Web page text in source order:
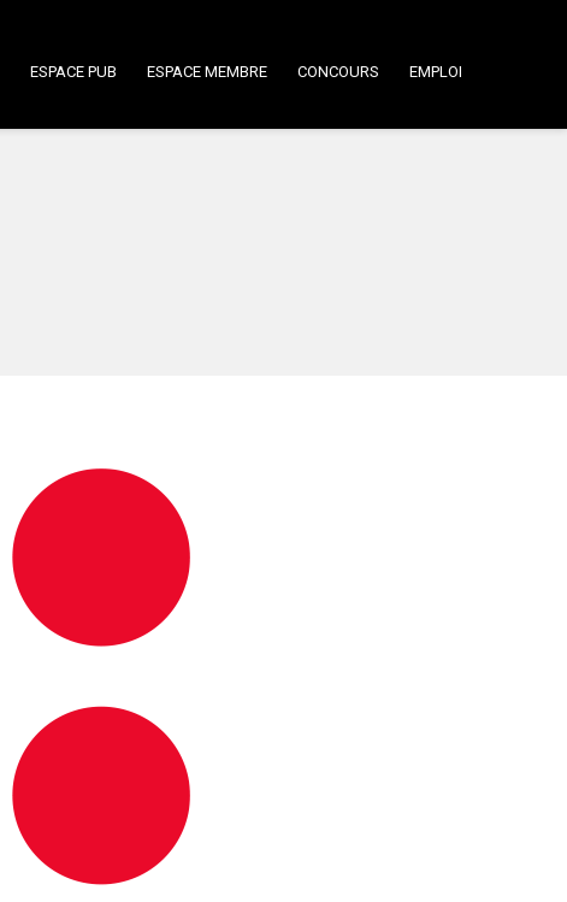
ESPACE PUB ESPACE MEMBRE CONCOURS EMPLOI